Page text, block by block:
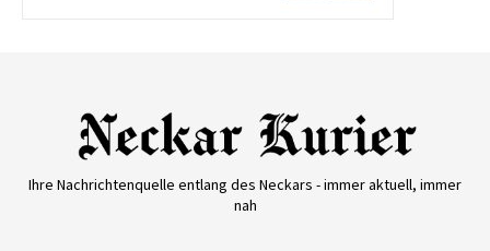
Ihre Nachrichtenquelle entlang des Neckars - immer aktuell, immer
nah